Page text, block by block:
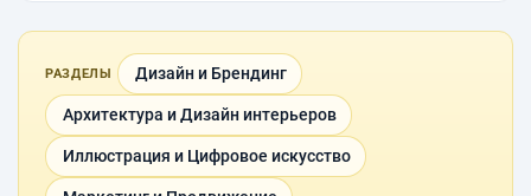
РАЗДЕЛЫ Дизайн и Брендинг
Архитектура и Дизайн интерьеров
Иллюстрация и Цифровое искусство